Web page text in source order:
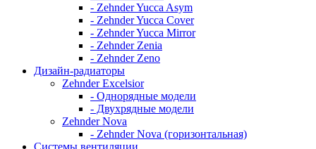
- Zehnder Yucca Asym
- Zehnder Yucca Cover
- Zehnder Yucca Mirror
- Zehnder Zenia
- Zehnder Zeno
Дизайн-радиаторы
Zehnder Excelsior
- Однорядные модели
- Двухрядные модели
Zehnder Nova
- Zehnder Nova (горизонтальная)
Системы вентиляции